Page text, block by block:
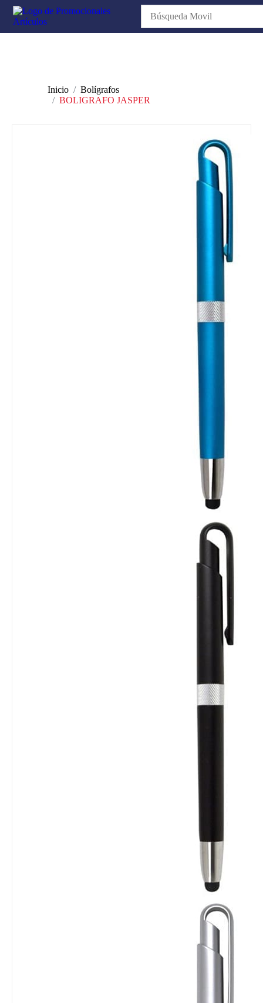
Inicio
Bolígrafos
BOLIGRAFO JASPER